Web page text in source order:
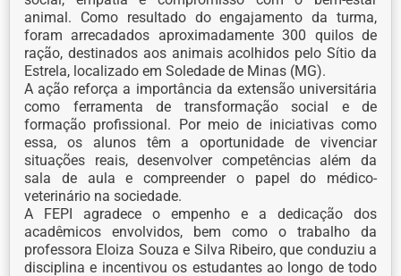
animal. Como resultado do engajamento da turma,
foram arrecadados aproximadamente 300 quilos de
ração, destinados aos animais acolhidos pelo Sítio da
Estrela, localizado em Soledade de Minas (MG).
A ação reforça a importância da extensão universitária
como ferramenta de transformação social e de
formação profissional. Por meio de iniciativas como
essa, os alunos têm a oportunidade de vivenciar
situações reais, desenvolver competências além da
sala de aula e compreender o papel do médico-
veterinário na sociedade.
A FEPI agradece o empenho e a dedicação dos
acadêmicos envolvidos, bem como o trabalho da
professora Eloiza Souza e Silva Ribeiro, que conduziu a
disciplina e incentivou os estudantes ao longo de todo